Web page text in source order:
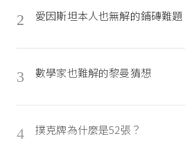
2 愛因斯坦本人也無解的鋪磚難題
3 數學家也難解的黎曼猜想
4 撲克牌為什麼是52張？